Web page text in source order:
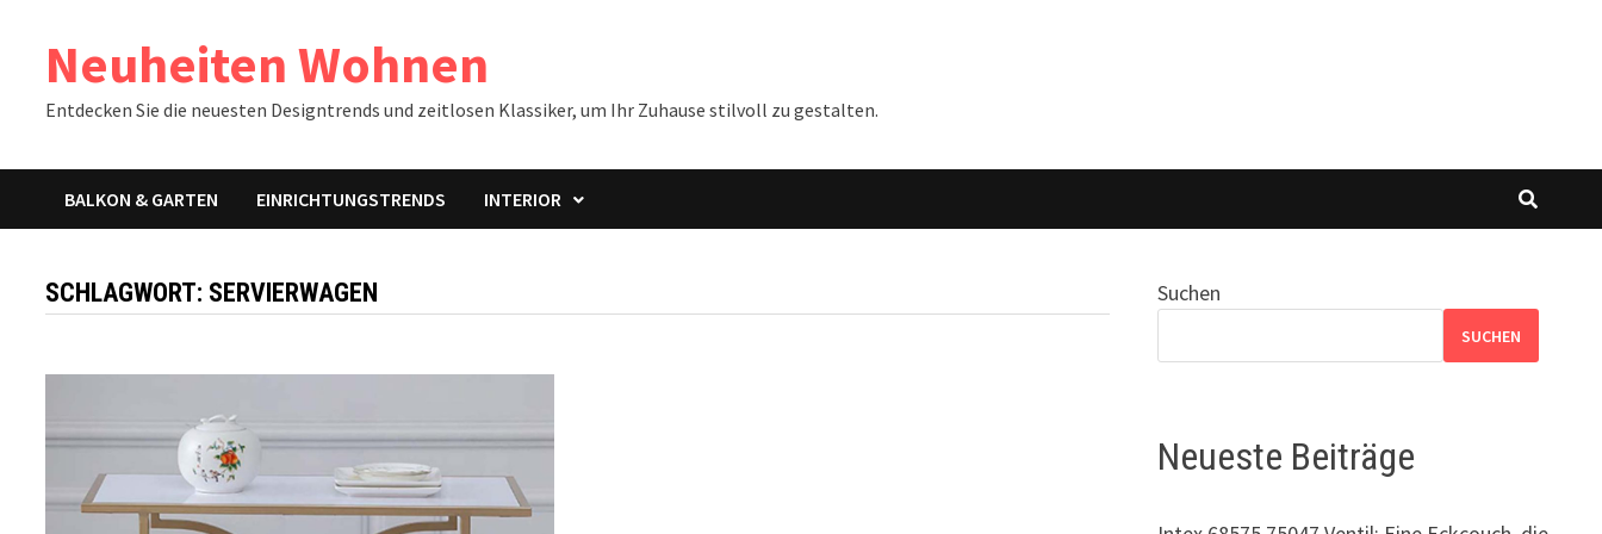
Inhalt
springenNeuheiten Wohnen
Entdecken Sie die neuesten Designtrends und zeitlosen Klassiker, um Ihr Zuhause stilvoll zu gestalten.
BALKON & GARTEN EINRICHTUNGSTRENDS INTERIOR
SCHLAGWORT: SERVIERWAGEN Suchen
SUCHEN
Neueste Beiträge